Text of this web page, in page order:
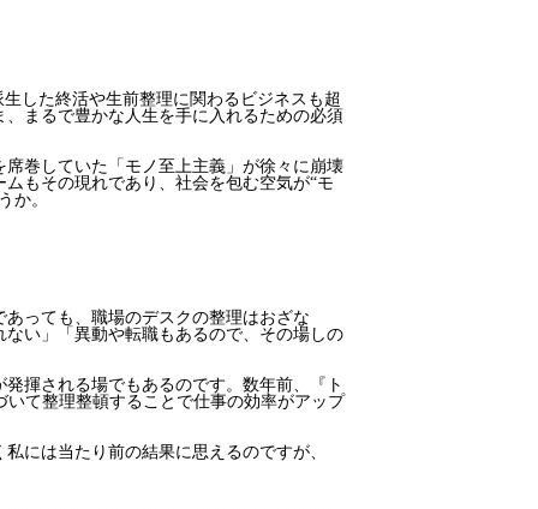
した終活や生前整理に関わるビジネスも超
まるで豊かな人生を手に入れるための必須
巻していた「モノ至上主義」が徐々に崩壊
もその現れであり、社会を包む空気が“モ
か。
っても、職場のデスクの整理はおざな
い」「異動や転職もあるので、その場しの
揮される場でもあるのです。数年前、『ト
て整理整頓することで仕事の効率がアップ
には当たり前の結果に思えるのですが、